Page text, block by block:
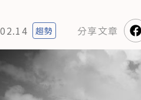
趨勢 分享文章